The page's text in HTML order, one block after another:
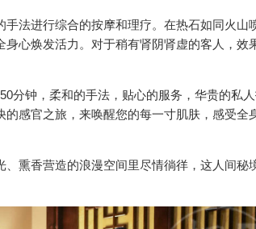
法进行综合的按摩和理疗。在热石如同火山
心焕发活力。对于稍有肾阴肾虚的客人，效
分钟，柔和的手法，贴心的服务，华贵的私
感官之旅，来唤醒您的每一寸肌肤，感受全
熏香营造的浪漫空间里尽情徜徉，这人间秘